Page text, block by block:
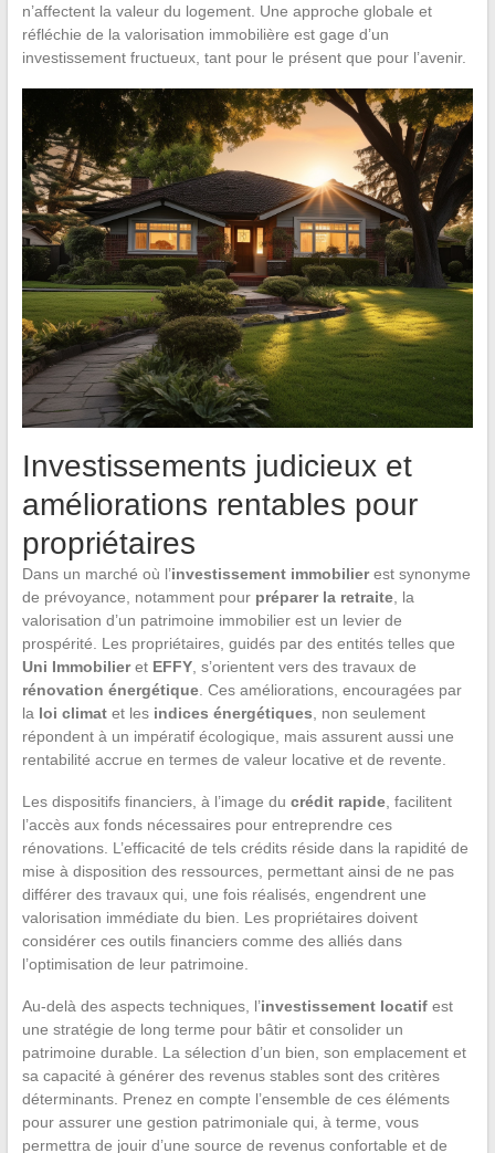
n’affectent la valeur du logement. Une approche globale et
réfléchie de la valorisation immobilière est gage d’un
investissement fructueux, tant pour le présent que pour l’avenir.
Investissements judicieux et
améliorations rentables pour
propriétaires
Dans un marché où l’investissement immobilierest synonyme
de prévoyance, notamment pour préparer la retraite, la
valorisation d’un patrimoine immobilier est un levier de
prospérité. Les propriétaires, guidés par des entités telles que
Uni Immobilieret EFFY, s’orientent vers des travaux de
rénovation énergétique. Ces améliorations, encouragées par
la loi climatet les indices énergétiques, non seulement
répondent à un impératif écologique, mais assurent aussi une
rentabilité accrue en termes de valeur locative et de revente.
Les dispositifs financiers, à l’image du crédit rapide, facilitent
l’accès aux fonds nécessaires pour entreprendre ces
rénovations. L’efficacité de tels crédits réside dans la rapidité de
mise à disposition des ressources, permettant ainsi de ne pas
différer des travaux qui, une fois réalisés, engendrent une
valorisation immédiate du bien. Les propriétaires doivent
considérer ces outils financiers comme des alliés dans
l’optimisation de leur patrimoine.
Au-delà des aspects techniques, l’investissement locatifest
une stratégie de long terme pour bâtir et consolider un
patrimoine durable. La sélection d’un bien, son emplacement et
sa capacité à générer des revenus stables sont des critères
déterminants. Prenez en compte l’ensemble de ces éléments
pour assurer une gestion patrimoniale qui, à terme, vous
permettra de jouir d’une source de revenus confortable et de